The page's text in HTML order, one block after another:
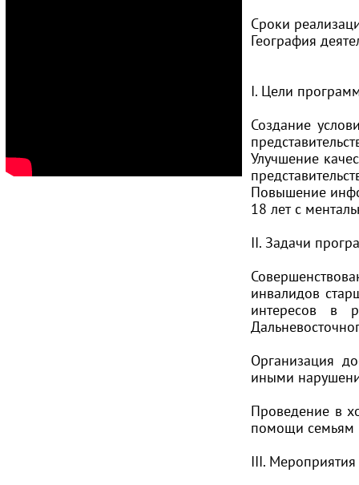
Сроки
География
I. Цели
Создание
Улучшение
Повышение
18 лет с
II. Задачи
инвалидов
интересов в
Организация
иными
Проведение в
помощи семьям
III.